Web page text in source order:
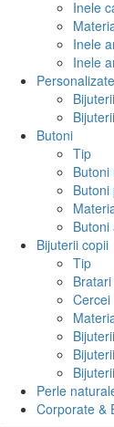
Inele
Inele
Inele
Personalizate
Butoni
Tip
Butoni
Butoni
Bijuterii copii
Tip
Bratari
Cercei
Perle
Corporate &